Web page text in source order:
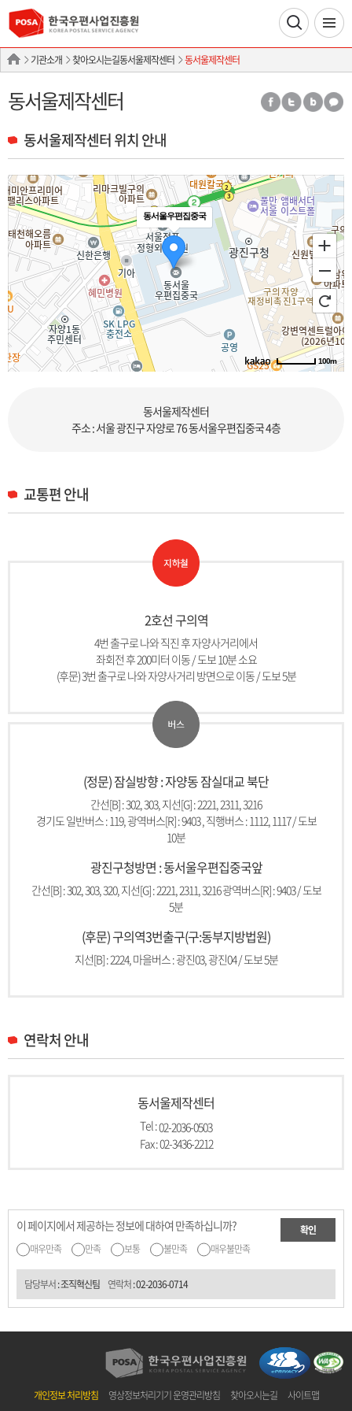
기관소개 찾아오시는길동서울제작센터 동서울제작센터
동서울제작센터
동서울제작센터 위치 안내
동서울우편집중국
100m
동서울제작센터
주소 : 서울 광진구 자양로 76 동서울우편집중국 4층
교통편 안내
2호선 구의역
4번 출구로 나와 직진 후 자양사거리에서
좌회전 후 200미터 이동 / 도보 10분 소요
(후문) 3번 출구로 나와 자양사거리 방면으로 이동 / 도보 5분
(정문) 잠실방향 : 자양동 잠실대교 북단
간선[B] : 302, 303, 지선[G] : 2221, 2311, 3216
경기도 일반버스 : 119, 광역버스[R] : 9403 , 직행버스 : 1112, 1117 / 도보
10분
광진구청방면 : 동서울우편집중국앞
간선[B] : 302, 303, 320, 지선[G] : 2221, 2311, 3216 광역버스[R] : 9403 / 도보
5분
(후문) 구의역3번출구(구:동부지방법원)
지선[B] : 2224, 마을버스 : 광진03, 광진04 / 도보 5분
연락처 안내
동서울제작센터
Tel :02-2036-0503
Fax : 02-3436-2212
이 페이지에서 제공하는 정보에 대하여 만족하십니까?
매우만족 만족 보통 불만족 매우불만족
확인
담당부서 : 조직혁신팀 연락처 :02-2036-0714
개인정보 처리방침 영상정보처리기기 운영관리방침 찾아오시는길
사이트맵